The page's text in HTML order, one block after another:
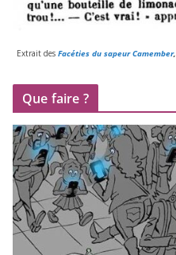
Extrait desFacéties du sapeur Camember,
Que faire ?